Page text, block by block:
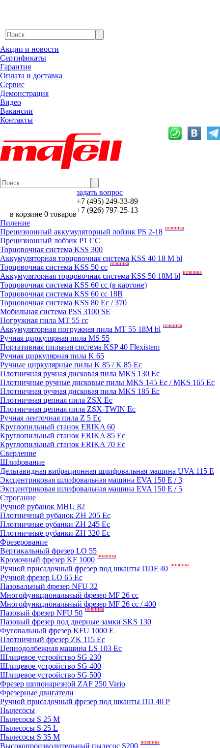
Акции и новости
Сертификаты
Гарантия
Оплата и доставка
Сервис
Демонстрация
Видео
Вакансии
Контакты
в корзине 0 товаров
задать вопрос
+7 (495) 249-33-89
+7 (926) 797-25-13
Пиление
Прецизионный аккумуляторный лобзик PS 2-18 новинка
Прецизионный лобзик P1 CC
Торцовочная система KSS 300
Аккумуляторная торцовочная система KSS 40 18 M bl
Торцовочная система KSS 50 сс новинка
Аккумуляторная торцовочная система KSS 50 18M bl новинка
Торцовочная система KSS 60 cc (в картоне)
Торцовочная система KSS 60 cc 18В
Торцовочная система KSS 80 Ec / 370
Мобильная система PSS 3100 SE
Погружная пила MT 55 cc
Аккумуляторная погружная пила MT 55 18M bl новинка
Ручная циркулярная пила MS 55
Портативная пильная система KSP 40 Flexistem
Ручная циркулярная пила K 65
Ручные циркулярные пилы K 85 / K 85 Ec
Плотничная ручная дисковая пила MKS 130 Ec
Плотничные ручные дисковые пилы MKS 145 Ec / MKS 165 Ec
Плотничная ручная дисковая пила MKS 185 Ec
Плотничная цепная пила ZSX Ec
Плотничная цепная пила ZSX-TWIN Ec
Ручная ленточная пила Z 5 Ec
Круглопильный станок ERIKA 60
Круглопильный станок ERIKA 85 Ec
Круглопильный станок ERIKA 70 Ec
Сверление
Шлифование
Дельтавидная вибрационная шлифовальная машина UVA 115 E
Эксцентриковая шлифовальная машина EVA 150 E / 3
Эксцентриковая шлифовальная машина EVA 150 E / 5
Строгание
Ручной рубанок MHU 82
Плотничный рубанок ZH 205 Ec
Плотничные рубанки ZH 245 Ec
Плотничные рубанки ZH 320 Ec
Фрезерование
Вертикальный фрезер LO 55
Кромочный фрезер KF 1000 новинка
Ручной присадочный фрезер под шканты DDF 40 новинка
Ручной фрезер LO 65 Ec
Пазовальный фрезер NFU 32
Mногофункциональный фрезер MF 26 cc
Mногофункциональный фрезер MF 26 cc / 400
Пазовый фрезер NFU 50 новинка
Пазовый фрезер под дверные замки SKS 130
Фуговальный фрезер KFU 1000 E
Плотничный фрезер ZK 115 Ec
Цепнодолбежная машина LS 103 Ec
Шлицевое устройство SG 230
Шлицевое устройство SG 400
Шлицевое устройство SG 500
Фрезер шипонарезной ZAF 250 Vario
Фрезерные двигатели
Ручной присадочный фрезер под шканты DD 40 P
Пылесосы
Пылесосы S 25 M
Пылесосы S 25 L
Пылесосы S 35 M
Высокопроизводительный пылесос S200 новинка